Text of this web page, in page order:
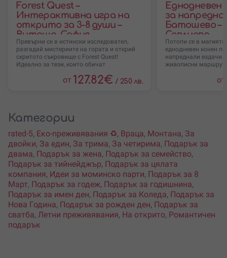
Forest Quest –
Интерактивна игра на
открито за 3-8 души –
Витоша, София
Превърни се в истински изследовател,
разгадай мистериите на гората и открий
скритото съкровище с Forest Quest!
Идеално за тези, които обичат
от 127.82€ / 250 лв.
Еднодневен
за
Батошево –
Севлиево
Потопи се в
еднодневен конен
напреднали ездачи.
живописни
от
Категории
rated-5, Еко-преживявания ♻️, Враца, Монтана, За
двойки, За един, За трима, За четирима, Подарък за
двама, Подарък за жена, Подарък за семейство,
Подарък за тийнейджър, Подарък за цялата
компания, Идеи за моминско парти, Подарък за 8
Март, Подарък за годеж, Подарък за годишнина,
Подарък за имен ден, Подарък за Коледа, Подарък за
Нова Година, Подарък за рожден ден, Подарък за
сватба, Летни преживявания, На открито, Романтичен
подарък